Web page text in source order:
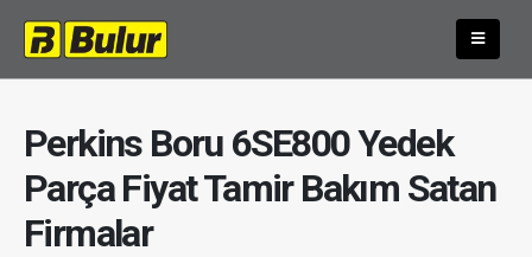
Perkins Boru 6SE800 Yedek
Parça Fiyat Tamir Bakım Satan
Firmalar